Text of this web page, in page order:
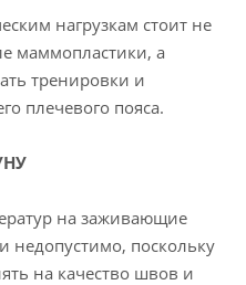
нагрузкам стоит не
маммопластики, а
тренировки и
плечевого пояса.
на заживающие
недопустимо, поскольку
на качество швов и